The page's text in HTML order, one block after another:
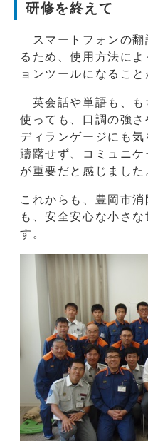
研修を終えて
スマートフォンの翻
るため、使用方法に
ョンツールになるこ
英会話や単語も、も
使っても、口調の強
ディランゲージにも
躊躇せず、コミュニ
が重要だと感じました
これからも、豊岡市
も、安全安心な小さ
す。